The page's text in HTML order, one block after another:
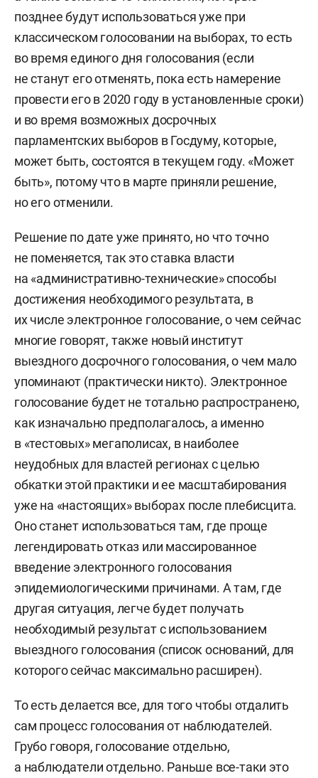
позднее будут использоваться уже при
классическом голосовании на выборах, то есть
во время единого дня голосования (если
не станут его отменять, пока есть намерение
провести его в 2020 году в установленные сроки)
и во время возможных досрочных
парламентских выборов в Госдуму, которые,
может быть, состоятся в текущем году. «Может
быть», потому что в марте приняли решение,
но его отменили.
Решение по дате уже принято, но что точно
не поменяется, так это ставка власти
на «административно-технические» способы
достижения необходимого результата, в
их числе электронное голосование, о чем сейчас
многие говорят, также новый институт
выездного досрочного голосования, о чем мало
упоминают (практически никто). Электронное
голосование будет не тотально распространено,
как изначально предполагалось, а именно
в «тестовых» мегаполисах, в наиболее
неудобных для властей регионах с целью
обкатки этой практики и ее масштабирования
уже на «настоящих» выборах после плебисцита.
Оно станет использоваться там, где проще
легендировать отказ или массированное
введение электронного голосования
эпидемиологическими причинами. А там, где
другая ситуация, легче будет получать
необходимый результат с использованием
выездного голосования (список оснований, для
которого сейчас максимально расширен).
То есть делается все, для того чтобы отдалить
сам процесс голосования от наблюдателей.
Грубо говоря, голосование отдельно,
а наблюдатели отдельно. Раньше все-таки это